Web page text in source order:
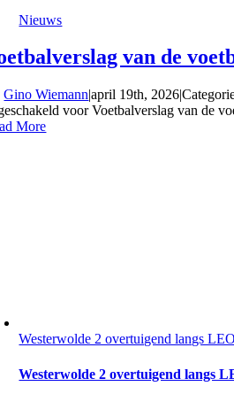
Nieuws
van de
Gino Wiemann|april 19th, 2026|
voor Voetbalverslag van de
More
Westerwolde 2 overtuigend langs
Westerwolde 2 overtuigend langs